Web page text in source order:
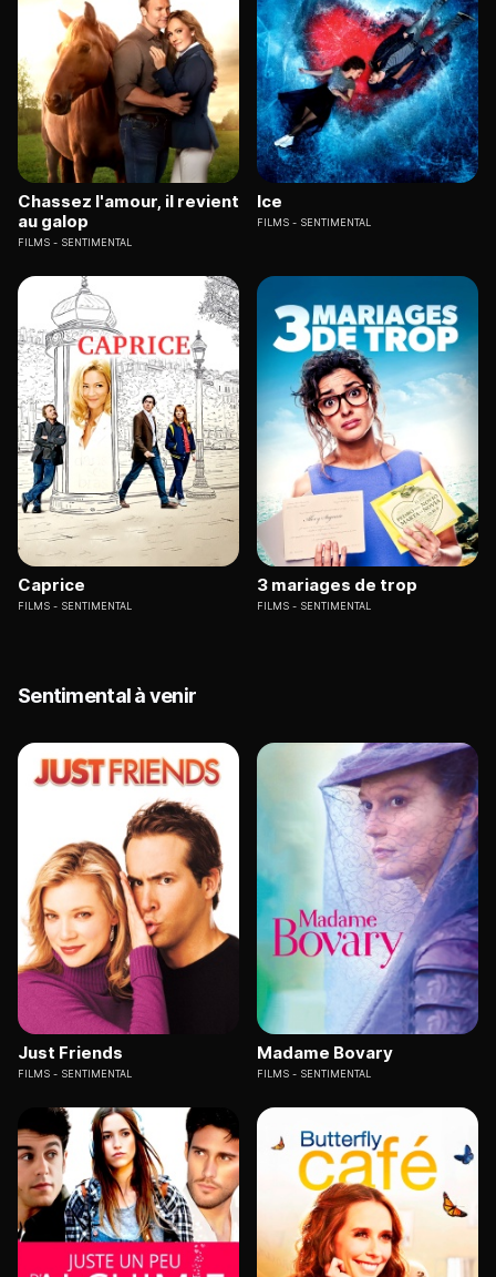
Chassez l'amour, il revient
au galop
FILMS SENTIMENTAL
Ice
FILMS SENTIMENTAL
Caprice
FILMS SENTIMENTAL
3 mariages de trop
FILMS SENTIMENTAL
Sentimental à venir
Just Friends
FILMS SENTIMENTAL
Madame Bovary
FILMS SENTIMENTAL